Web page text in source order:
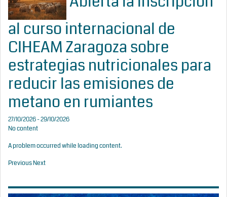
al curso internacional de
CIHEAM Zaragoza sobre
estrategias nutricionales para
reducir las emisiones de
metano en rumiantes
27/10/2026 - 29/10/2026
No content
A problem occurred while loading content.
PreviousNext